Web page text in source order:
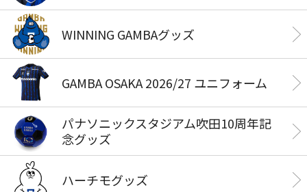
WINNING GAMBAグッズ
GAMBA OSAKA 2026/27 ユニフォーム
パナソニックスタジアム吹田10周年記
念グッズ
ハーチモグッズ